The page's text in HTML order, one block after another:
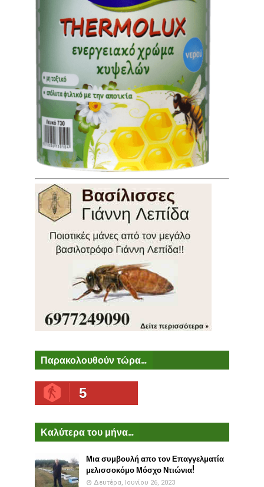
Παρακολουθούν τώρα...
5
Καλύτερα του μήνα...
Μια συμβουλή απο τον Επαγγελματία
μελισσοκόμο Μόσχο Ντιώνια!
Δευτέρα, Ιουνίου 26, 2023